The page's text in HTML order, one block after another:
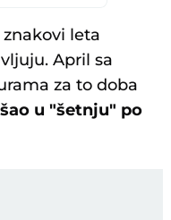
leta
April sa
za to doba
u "šetnju" po